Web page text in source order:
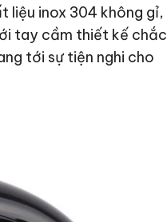
inox 304 không gỉ,
tay cầm thiết kế chắc
tới sự tiện nghi cho